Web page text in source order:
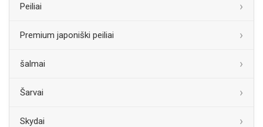
Peiliai
Premium japoniški peiliai
šalmai
Šarvai
Skydai